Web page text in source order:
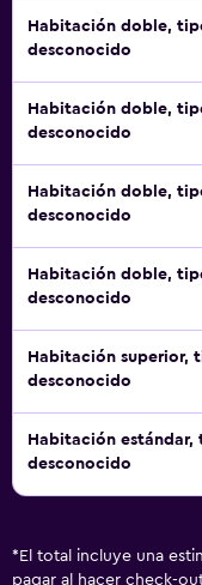
Habitación doble,
desconocido
Habitación doble,
desconocido
Habitación doble,
desconocido
Habitación doble,
desconocido
Habitación superior,
desconocido
Habitación estándar,
desconocido
* El total incluye una
pagar al hacer check-